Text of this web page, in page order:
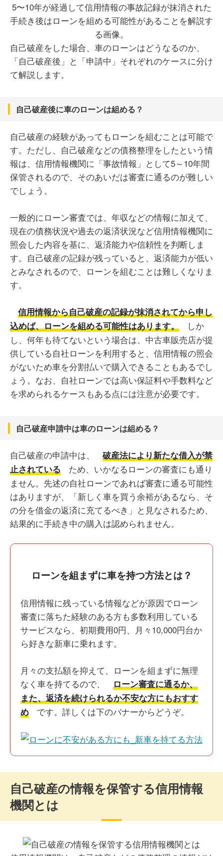
自己破産をした場合、車のローンはどうなるのか、
「自己破産後」と「申請中」それぞれのケースに分け
て解説します。
自己破産後に車のローンは組める？
自己破産の経験があってもローンを組むことは可能で
す。ただし、自己破産などの債務整理をしたという情
報は、信用情報機関に「事故情報」として5～10年間
保管されるので、そのあいだは審査に通るのが難しい
でしょう。
一般的にローン審査では、年収などの情報に加えて、
現在の債務状況や過去の返済状況など信用情報機関に
照会した内容を基に、返済能力や信頼性を判断しま
す。自己破産の記録が残っていると、返済能力が低い
とみなされるので、ローンを組むことは難しくなりま
す。
信用情報から自己破産の記録が抹消されてから申し
込めば、ローンを組める可能性はあります。
しか
し、何年も待てないという場合は、中古車販売店が提
供している自社ローンを利用すると、信用情報の照会
がないため車を分割払いで購入できることもあるでし
ょう。なお、自社ローンでは高い保証料や手数料など
を求められるケースもある点には注意が必要です。
自己破産申請中は車のローンは組める？
自己破産の申請中は、
破産法により新たな借入が禁
止されている
ため、いかなるローンの審査にも通り
ません。先述の自社ローンであれば審査に通る可能性
はありますが、「新しく車を買う余裕があるなら、そ
の分を借金の返済に充てるべき」と見なされるため、
結果的に手続き中の購入は認められません。
ローンを組まずに車を持つ方法とは？
信用情報に残っている情報などが原因でローン
審査に落ちた経験のある方も多数利用している
サービスなら、初期費用0円、月々10,000円台か
ら好きな新車に乗れます。
月々の支払額を抑えて、ローンを組まずに無理
なく車を持てるので、
ローン審査に通るか、
また、返済を続けられるか不安な方にもおすす
め
です。詳しくは下のバナーからどうぞ。
自己破産の情報を保管する信用情報
機関とは